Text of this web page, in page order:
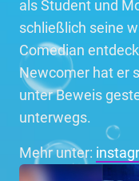
als Student und
schließlich seine
Comedian
Newcomer hat er
unter Beweis
unterwegs.
Mehr unter: